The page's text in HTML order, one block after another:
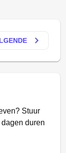
keyboard_arrow_right
Stuur
duren